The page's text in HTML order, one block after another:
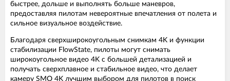
быстрее, дольше и выполнять больше маневров,
предоставляя пилотам невероятные впечатления от полета и
сильное визуальное воздействие.
Благодаря сверхширокоугольным снимкам 4K и функции
стабилизации FlowState, пилоты могут снимать
широкоугольное видео 4K с большей детализацией и
получать сверхплавное и стабильное видео, что делает
камеру SMO 4K лучшим выбором для пилотов в поиск